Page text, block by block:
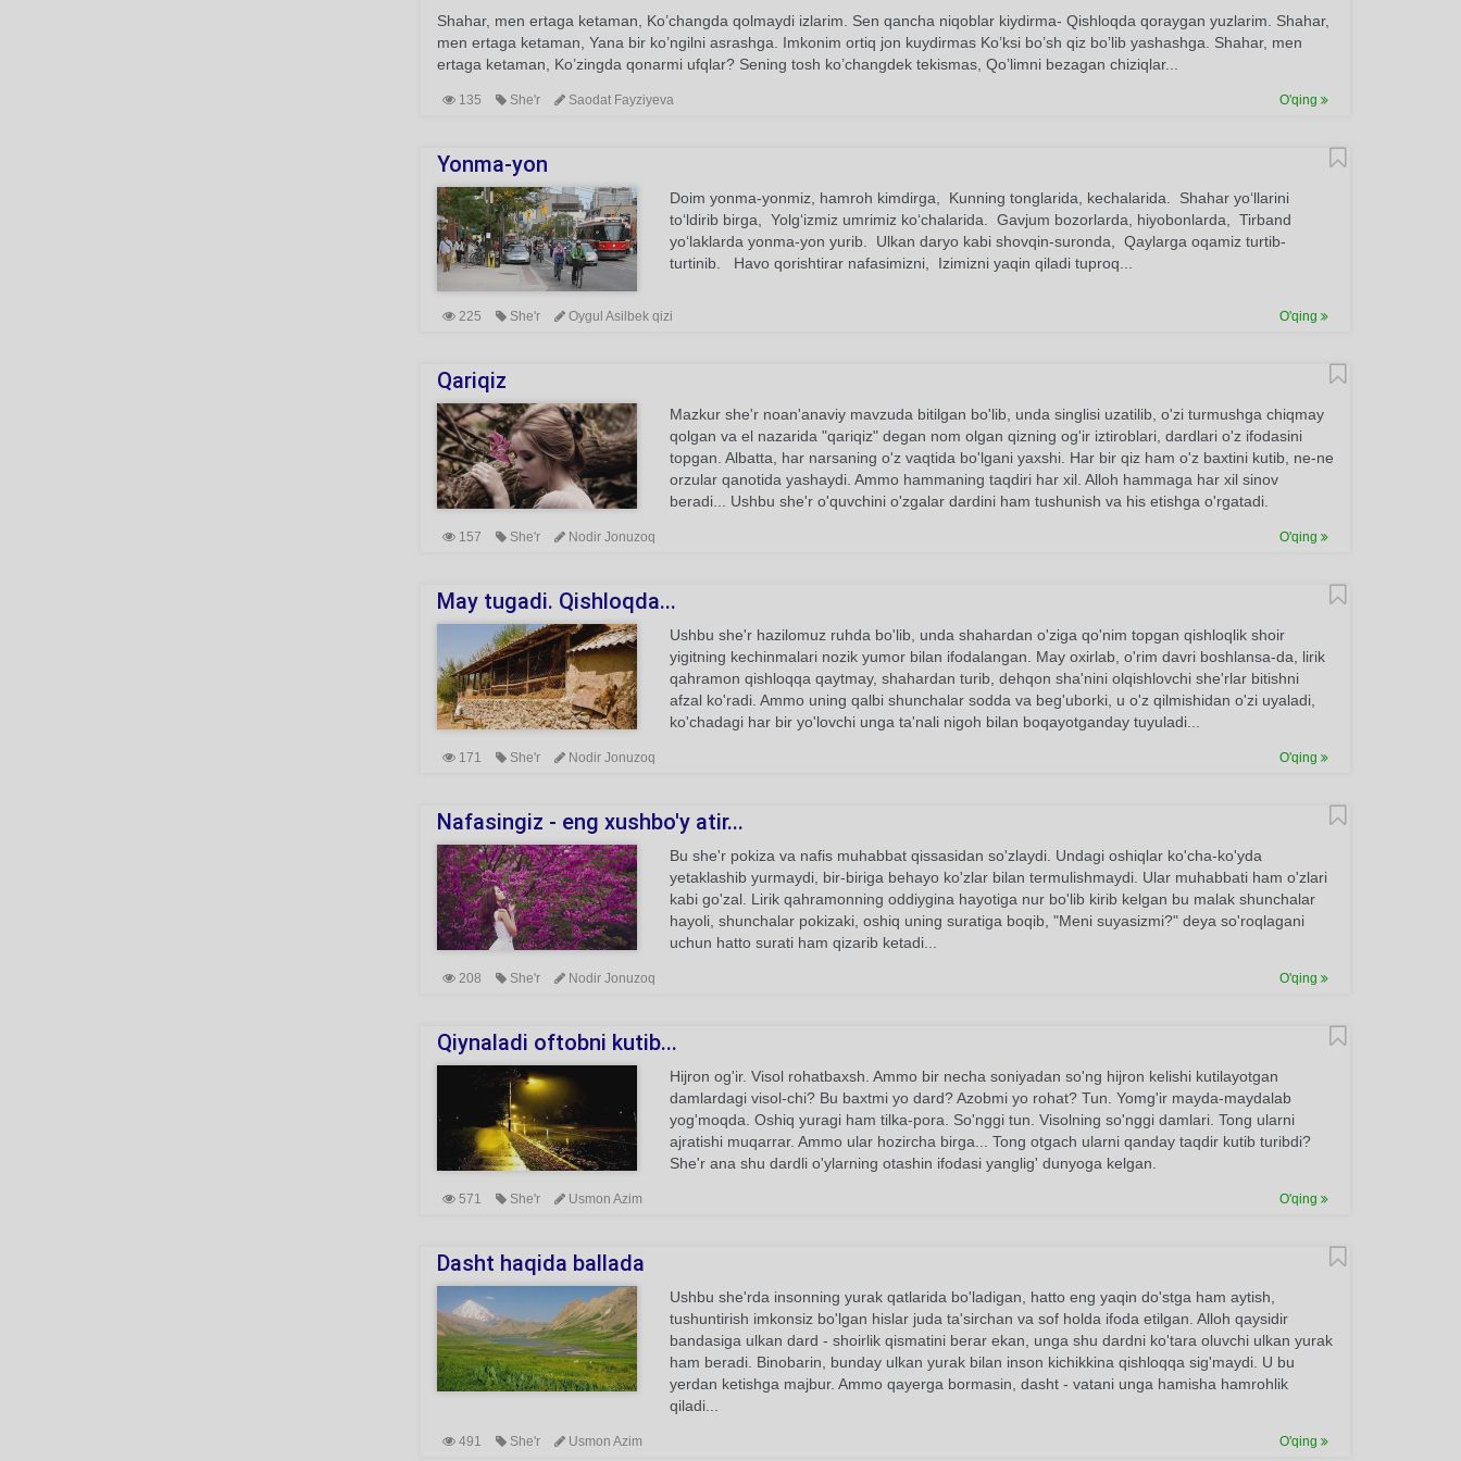
Shahar, men ertaga ketaman, Ko’changda qolmaydi izlarim. Sen qancha niqoblar kiydirma- Qishloqda qoraygan yuzlarim. Shahar,
men ertaga ketaman, Yana bir ko’ngilni asrashga. Imkonim ortiq jon kuydirmas Ko’ksi bo’sh qiz bo’lib yashashga. Shahar, men
ertaga ketaman, Ko’zingda qonarmi ufqlar? Sening tosh ko’changdek tekismas, Qo’limni bezagan chiziqlar...
135 She'r Saodat Fayziyeva O'qing
Yonma-yon
Doim yonma-yonmiz, hamroh kimdirga, Kunning tonglarida, kechalarida. Shahar yo‘llarini
to‘ldirib birga, Yolg‘izmiz umrimiz ko‘chalarida. Gavjum bozorlarda, hiyobonlarda, Tirband
yo‘laklarda yonma-yon yurib. Ulkan daryo kabi shovqin-suronda, Qaylarga oqamiz turtib-
turtinib. Havo qorishtirar nafasimizni, Izimizni yaqin qiladi tuproq...
225 She'r Oygul Asilbek qizi O'qing
Qariqiz
Mazkur she'r noan'anaviy mavzuda bitilgan bo'lib, unda singlisi uzatilib, o'zi turmushga chiqmay
qolgan va el nazarida "qariqiz" degan nom olgan qizning og'ir iztiroblari, dardlari o'z ifodasini
topgan. Albatta, har narsaning o'z vaqtida bo'lgani yaxshi. Har bir qiz ham o'z baxtini kutib, ne-ne
orzular qanotida yashaydi. Ammo hammaning taqdiri har xil. Alloh hammaga har xil sinov
beradi... Ushbu she'r o'quvchini o'zgalar dardini ham tushunish va his etishga o'rgatadi.
157 She'r Nodir Jonuzoq O'qing
May tugadi. Qishloqda...
Ushbu she'r hazilomuz ruhda bo'lib, unda shahardan o'ziga qo'nim topgan qishloqlik shoir
yigitning kechinmalari nozik yumor bilan ifodalangan. May oxirlab, o'rim davri boshlansa-da, lirik
qahramon qishloqqa qaytmay, shahardan turib, dehqon sha'nini olqishlovchi she'rlar bitishni
afzal ko'radi. Ammo uning qalbi shunchalar sodda va beg'uborki, u o'z qilmishidan o'zi uyaladi,
ko'chadagi har bir yo'lovchi unga ta'nali nigoh bilan boqayotganday tuyuladi...
171 She'r Nodir Jonuzoq O'qing
Nafasingiz - eng xushbo'y atir...
Bu she'r pokiza va nafis muhabbat qissasidan so'zlaydi. Undagi oshiqlar ko'cha-ko'yda
yetaklashib yurmaydi, bir-biriga behayo ko'zlar bilan termulishmaydi. Ular muhabbati ham o'zlari
kabi go'zal. Lirik qahramonning oddiygina hayotiga nur bo'lib kirib kelgan bu malak shunchalar
hayoli, shunchalar pokizaki, oshiq uning suratiga boqib, "Meni suyasizmi?" deya so'roqlagani
uchun hatto surati ham qizarib ketadi...
208 She'r Nodir Jonuzoq O'qing
Qiynaladi oftobni kutib...
Hijron og'ir. Visol rohatbaxsh. Ammo bir necha soniyadan so'ng hijron kelishi kutilayotgan
damlardagi visol-chi? Bu baxtmi yo dard? Azobmi yo rohat? Tun. Yomg'ir mayda-maydalab
yog'moqda. Oshiq yuragi ham tilka-pora. So'nggi tun. Visolning so'nggi damlari. Tong ularni
ajratishi muqarrar. Ammo ular hozircha birga... Tong otgach ularni qanday taqdir kutib turibdi?
She'r ana shu dardli o'ylarning otashin ifodasi yanglig' dunyoga kelgan.
571 She'r Usmon Azim O'qing
Dasht haqida ballada
Ushbu she'rda insonning yurak qatlarida bo'ladigan, hatto eng yaqin do'stga ham aytish,
tushuntirish imkonsiz bo'lgan hislar juda ta'sirchan va sof holda ifoda etilgan. Alloh qaysidir
bandasiga ulkan dard - shoirlik qismatini berar ekan, unga shu dardni ko'tara oluvchi ulkan yurak
ham beradi. Binobarin, bunday ulkan yurak bilan inson kichikkina qishloqqa sig'maydi. U bu
yerdan ketishga majbur. Ammo qayerga bormasin, dasht - vatani unga hamisha hamrohlik
qiladi...
491 She'r Usmon Azim O'qing